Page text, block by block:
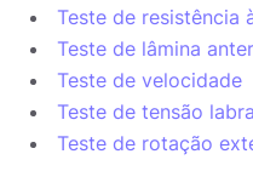
Teste de resistência
Teste de lâmina
Teste de velocidade
Teste de tensão
Teste de rotação